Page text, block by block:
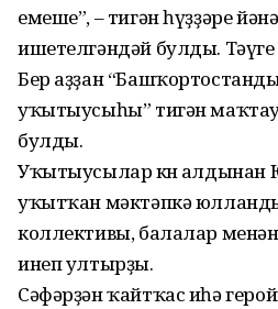
емеше”, – тигән һүҙҙәре
ишетелгәндәй булды.
Бер аҙҙан
уҡытыусыһы” тигән
булды.
Уҡытыусылар көнө алдынан
уҡытҡан мәктәпкә
коллективы, балалар
инеп ултырҙы.
Сәфәрҙән ҡайтҡас иһә